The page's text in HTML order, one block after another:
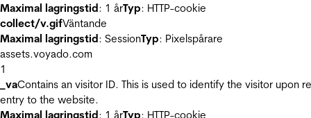
Maximal lagringstid: 1 årTyp: HTTP-cookie
collect/v.gifVäntande
Maximal lagringstid: SessionTyp: Pixelspårare
assets.voyado.com
1
_vaContains an visitor ID. This is used to identify the visitor upon
entry to the website.
Maximal lagringstid: 1 årTyp: HTTP-cookie